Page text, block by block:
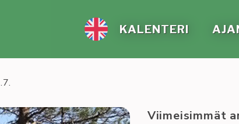
KA­LEN­TE­RI
Viimeisimmät